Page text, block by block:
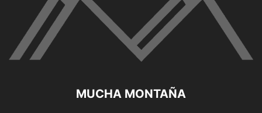
MUCHA MONTAÑA